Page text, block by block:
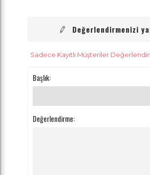
Değerlendirmenizi
Sadece Kayıtlı Müşteriler
Başlık:
Değerlendirme: